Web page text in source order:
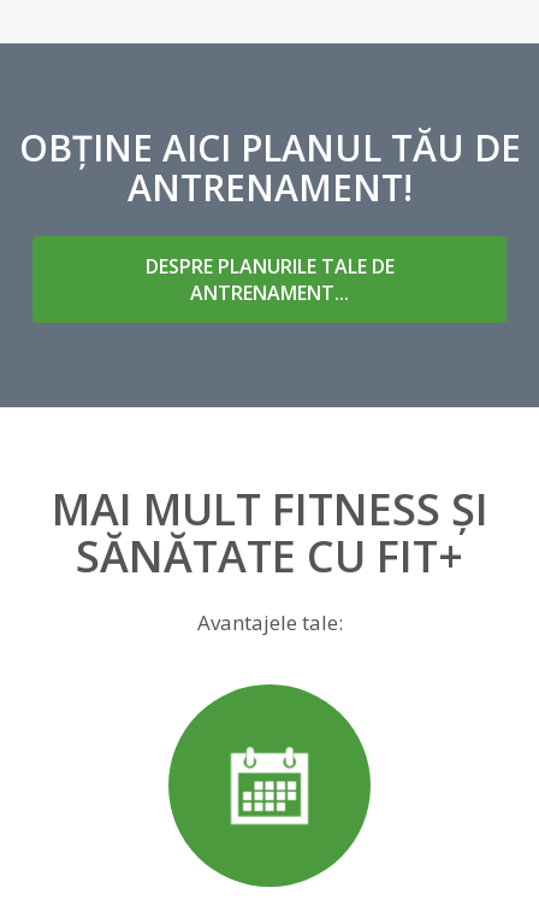
OBȚINE AICI PLANUL TĂU DE
ANTRENAMENT!
DESPRE PLANURILE TALE DE
ANTRENAMENT...
MAI MULT FITNESS ȘI
SĂNĂTATE CU FIT+
Avantajele tale: